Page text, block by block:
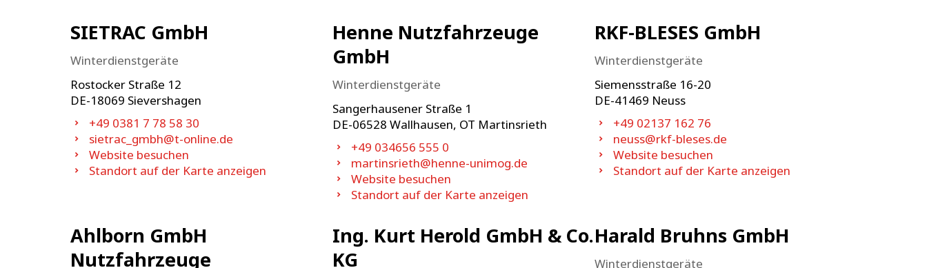
SIETRAC GmbH
Winterdienstgeräte
Rostocker Straße 12
DE-18069 Sievershagen
+49 0381 7 78 58 30
sietrac_gmbh@t-online.de
Website besuchen
Standort auf der Karte anzeigen
Henne Nutzfahrzeuge
GmbH
Winterdienstgeräte
Sangerhausener Straße 1
DE-06528 Wallhausen, OT Martinsrieth
+49 034656 555 0
martinsrieth@henne-unimog.de
Website besuchen
Standort auf der Karte anzeigen
RKF-BLESES GmbH
Winterdienstgeräte
Siemensstraße 16-20
DE-41469 Neuss
+49 02137 162 76
neuss@rkf-bleses.de
Website besuchen
Standort auf der Karte anzeigen
Ahlborn GmbH
Nutzfahrzeuge
Ing. Kurt Herold GmbH & Co.
KG
Harald Bruhns GmbH
Winterdienstgeräte